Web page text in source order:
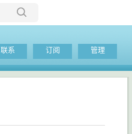
当前博客
联系 订阅 管理